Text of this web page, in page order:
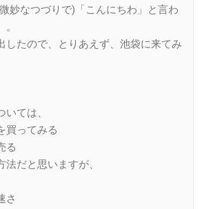
妙なつづりで)「こんにちわ」と言わ
したので、とりあえず、池袋に来てみ
ては、
買ってみる
る
だと思いますが、
さ